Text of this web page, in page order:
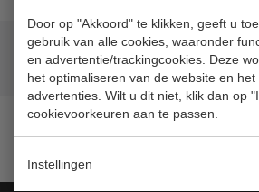
Door op "Akkoord" te klikken, geeft u
gebruik van alle cookies, waaronder
en advertentie/trackingcookies. Deze
het optimaliseren van de website en
advertenties. Wilt u dit niet, klik dan op
cookievoorkeuren aan te passen.
Instellingen
Geld terugprijsgarantie
Lage prijzen hoge service